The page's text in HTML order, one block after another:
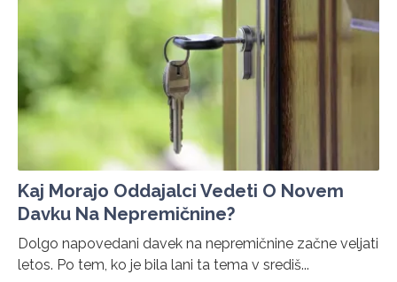
Kaj Morajo Oddajalci Vedeti O Novem
Davku Na Nepremičnine?
Dolgo napovedani davek na nepremičnine začne veljati
letos. Po tem, ko je bila lani ta tema v središ...